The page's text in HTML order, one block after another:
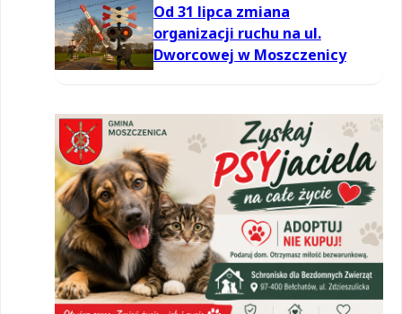
Od 31 lipca zmiana
organizacji ruchu na ul.
Dworcowej w Moszczenicy